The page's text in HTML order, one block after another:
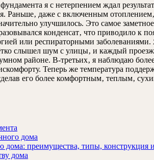
я с нетерпением ждал
Раньше‚ даже с включенным
улучшилось. Это самое
конденсат‚ что приводило к
или респираторными
слышел шум с улицы‚ и каждый
районе. В-третьих‚ я наблюдаю
Теперь же температура
его более комфортным‚ теплым‚
дома
преимущества, типы, конструкция и
дома